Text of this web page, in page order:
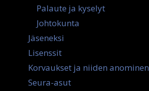
Palaute ja kyselyt
Johtokunta
Jäseneksi
Lisenssit
Korvaukset ja niiden anominen
Seura-asut